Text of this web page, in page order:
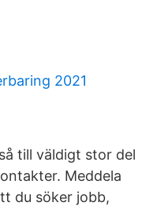
2021
till väldigt stor del
Meddela
du söker jobb,